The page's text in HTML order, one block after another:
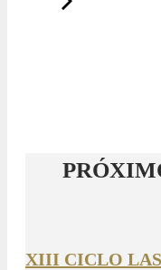
XIII CICLO